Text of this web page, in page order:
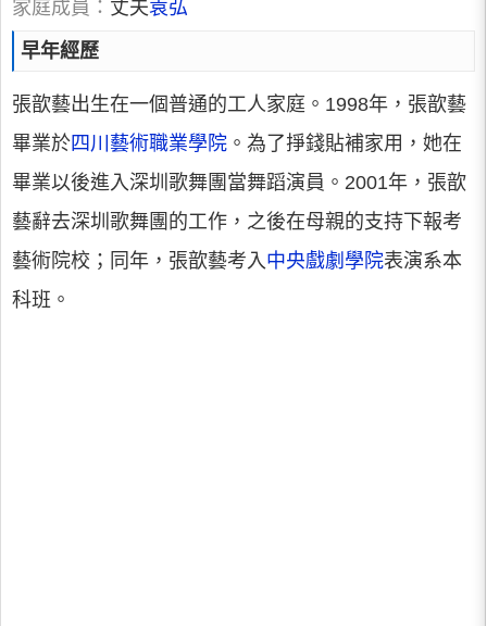
家庭成員： 丈夫袁弘
早年經歷
張歆藝出生在一個普通的工人家庭。1998年，張歆藝
畢業於四川藝術職業學院 。為了掙錢貼補家用，她在
畢業以後進入深圳歌舞團當舞蹈演員。2001年，張歆
藝辭去深圳歌舞團的工作，之後在母親的支持下報考
藝術院校；同年，張歆藝考入中央戲劇學院表演系本
科班。